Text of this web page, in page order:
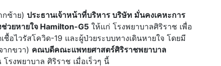
กซ้าย) ประธานเจ้าหน้าที่บริหาร บริษัท มั่นคงเคหะการ
ช่วยหายใจ Hamilton-G5 ให้แก่ โรงพยาบาลศิริราช เพื่อ
อไวรัสโควิด-19 และผู้ป่วยระบบทางเดินหายใจ โดยมี
ากขวา) คณบดีคณะแพทยศาสตร์ศิริราชพยาบาล
รงพยาบาล ศิริราช เมื่อเร็วๆ นี้